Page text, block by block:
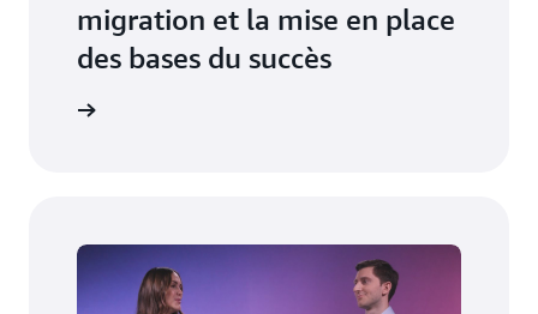
migration et la mise en place
des bases du succès